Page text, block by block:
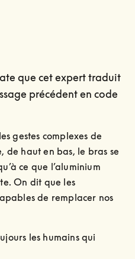
que cet expert traduit
précédent en code
gestes complexes de
de haut en bas, le bras se
ce que l’aluminium
On dit que les
de remplacer nos
les humains qui